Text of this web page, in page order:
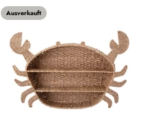
Ausverkauft